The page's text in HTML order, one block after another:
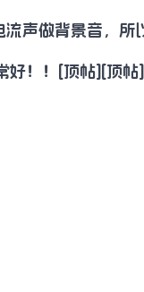
背景音，所以
好！！[顶帖][顶